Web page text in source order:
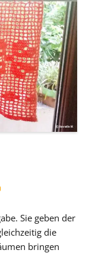
Sie geben der
die
bringen